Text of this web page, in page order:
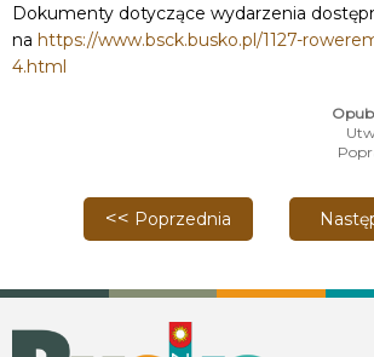
Dokumenty dotyczące wydarzenia
na https://www.bsck.busko.pl/1127-
4.html
Poprzednia strona: Sportowa
Poprzednia